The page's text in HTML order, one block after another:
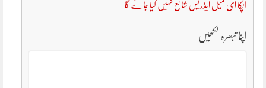
آپکا ای میل ایڈریس شائع نہیں کیا جائے گا
اپنا تبصرہ لکھیں